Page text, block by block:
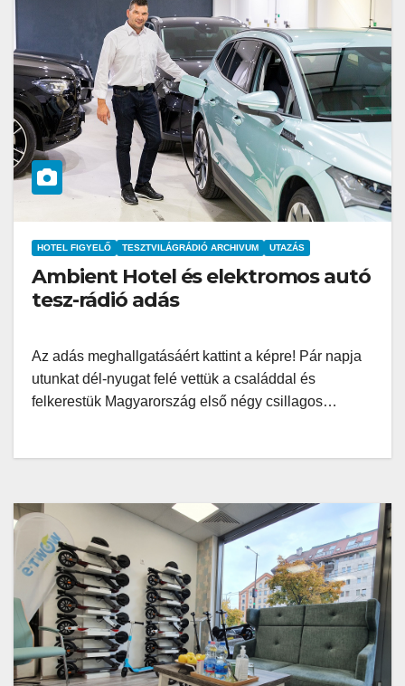
HOTEL FIGYELŐ TESZTVILÁGRÁDIÓ ARCHIVUM UTAZÁS
Ambient Hotel és elektromos autó
tesz-rádió adás
Az adás meghallgatásáért kattint a képre! Pár napja
utunkat dél-nyugat felé vettük a családdal és
felkerestük Magyarország első négy csillagos…